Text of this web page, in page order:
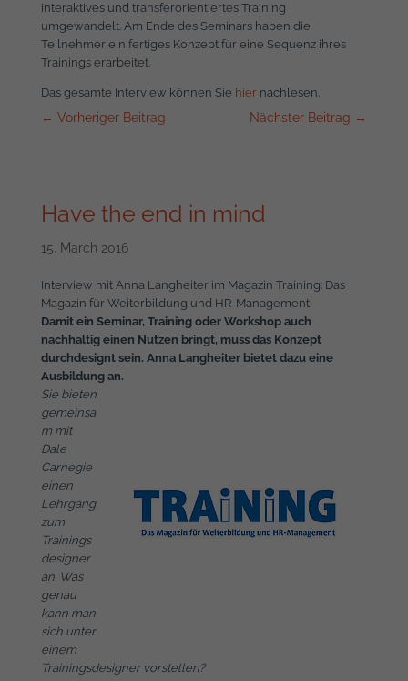
interaktives und transferorientiertes Training
umgewandelt. Am Ende des Seminars haben die
Teilnehmer ein fertiges Konzept für eine Sequenz ihres
Trainings erarbeitet.
Das gesamte Interview können Sie hiernachlesen.
← Vorheriger Beitrag Nächster Beitrag →
Have the end in mind
15. March 2016
Interview mit Anna Langheiter im Magazin Training: Das
Magazin für Weiterbildung und HR-Management
Damit ein Seminar, Training oder Workshop auch
nachhaltig einen Nutzen bringt, muss das Konzept
durchdesignt sein. Anna Langheiter bietet dazu eine
Ausbildung an.
Sie bieten
gemeinsa
m mit
Dale
Carnegie
einen
Lehrgang
zum
Trainings
designer
an. Was
genau
kann man
sich unter
einem
Trainingsdesigner vorstellen?